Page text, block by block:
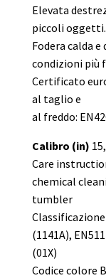
Elevata
piccoli oggetti.
Fodera calda
condizioni più
Certificato
al taglio e
al freddo:
Calibro (in)
Care
chemical
tumbler
Classificazione
(1141A), EN511
(01X)
Codice colore